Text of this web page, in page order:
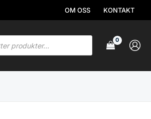
OM OSS KONTAKT